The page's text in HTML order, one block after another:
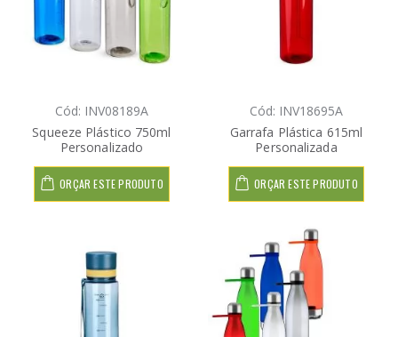
Cód: INV08189A
Squeeze Plástico 750ml
Personalizado
ORÇAR ESTE PRODUTO
Cód: INV18695A
Garrafa Plástica 615ml
Personalizada
ORÇAR ESTE PRODUTO